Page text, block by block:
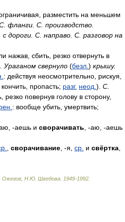
разместить на меньшем
фланги. С. производство.
с дороги. С. направо. С. разговор на
нажав, сбить, резко отвернуть в
Ураганом свернуло (безл. ) крышу.
: действуя неосмотрительно, рискуя,
пропасть; разг. неод. ). С.
резко повернув голову в сторону,
: вообще убить, умертвить;
аю, -аешь и сворачивать , -аю, -аешь
сворачивание , -я, ср. и свёртка
Ожегов, Н.Ю. Шведова. 1949-1992